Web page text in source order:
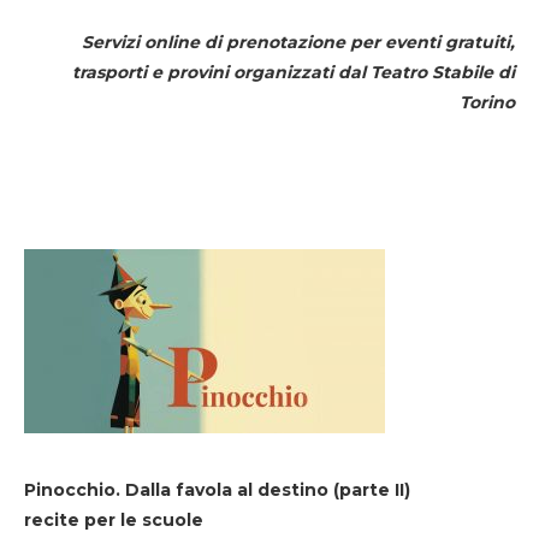
Servizi online di prenotazione per eventi gratuiti,
trasporti e provini organizzati dal Teatro Stabile di
Torino
Pinocchio. Dalla favola al destino (parte II)
recite per le scuole